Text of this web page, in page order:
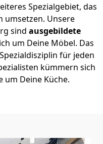
Spezialgebiet, das
umsetzen. Unsere
sind ausgebildete
um Deine Möbel. Das
für jeden
kümmern sich
um Deine Küche.